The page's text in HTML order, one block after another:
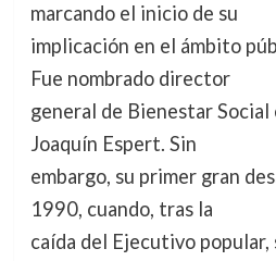
marcando el inicio de su
implicación en el ámbito
Fue nombrado director
general de Bienestar
Joaquín Espert. Sin
embargo, su primer gran
1990, cuando, tras la
caída del Ejecutivo